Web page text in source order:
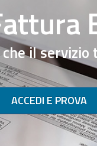
il
ACCEDI E PROVA